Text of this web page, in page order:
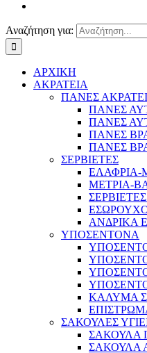
Αναζήτηση για:
ΑΡΧΙΚΗ
ΑΚΡΑΤΕΙΑ
ΠΑΝΕΣ
ΠΑΝΕΣ
ΠΑΝΕΣ
ΠΑΝΕΣ
ΠΑΝΕΣ
ΣΕΡΒΙΕΤΕΣ
ΕΛΑΦΡΙΑ-
ΜΕΤΡΙΑ-
ΑΝΔΡΙΚΑ
ΥΠΟΣΕΝΤΟΝΑ
ΚΑΛΥΜΑ
ΣΑΚΟΥΛΕΣ
ΣΑΚΟΥΛΑ
ΣΑΚΟΥΛΑ